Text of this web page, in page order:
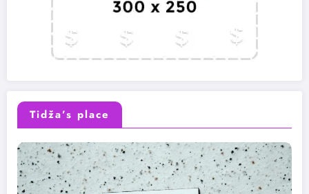
Tidža’s place